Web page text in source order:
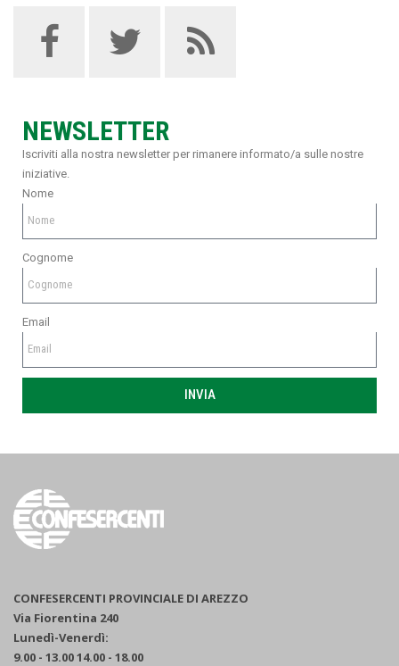
NEWSLETTER
Iscriviti alla nostra newsletter per rimanere informato/a sulle nostre
iniziative.
Nome
Cognome
Email
INVIA
CONFESERCENTI PROVINCIALE DI AREZZO
Via Fiorentina 240
Lunedì-Venerdì:
9.00 - 13.00 14.00 - 18.00